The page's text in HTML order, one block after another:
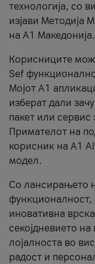
технологија, со
изјави Методија
на А1 Македонија.
Корисниците
Sef
Мојот А1
изберат дали
пакет или сервис
Примателот на
корисник на А1
модел.
Со лансирањето
функционалност,
иновативна
секојдневието на
лојалноста во
радост и